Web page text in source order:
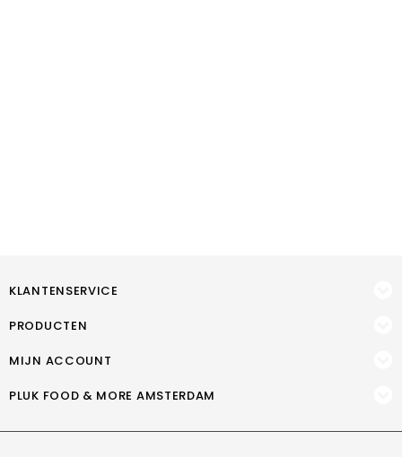
KLANTENSERVICE
PRODUCTEN
MIJN ACCOUNT
PLUK FOOD & MORE AMSTERDAM